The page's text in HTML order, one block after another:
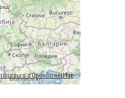
d’OpenStreetMap